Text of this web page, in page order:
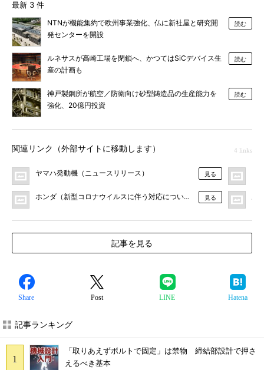
最新 3 件
NTNが機能集約で欧州事業強化、仏に新社屋と研究開
発センターを開設
読む
ルネサスが高崎工場を閉鎖へ、かつてはSiCデバイス生
産の計画も
読む
神戸製鋼所が航空／防衛向け砂型鋳造品の生産能力を
強化、20億円投資
読む
関連リンク（外部サイトに移動します） 4 links
ヤマハ発動機（ニュースリリース） 見る
ホンダ（新型コロナウイルスに伴う対応について） 見る 三
記事を見る
Share Post LINE Hatena
記事ランキング
「取りあえずボルトで固定」は禁物 締結部設計で押さ
えるべき基本